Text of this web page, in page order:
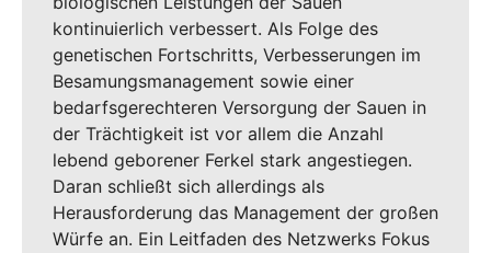
kontinuierlich verbessert. Als Folge des
genetischen Fortschritts, Verbesserungen im
Besamungsmanagement sowie einer
bedarfsgerechteren Versorgung der Sauen in
der Trächtigkeit ist vor allem die Anzahl
lebend geborener Ferkel stark angestiegen.
Daran schließt sich allerdings als
Herausforderung das Management der großen
Würfe an. Ein Leitfaden des Netzwerks Fokus